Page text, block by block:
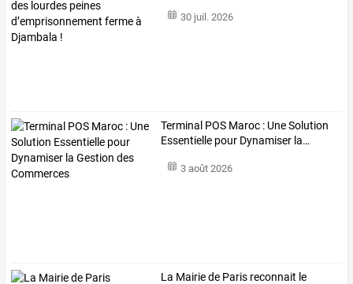
30 juil. 2026
Terminal POS Maroc : UneSolution
Essentielle pour Dynamiser la…
3 août 2026
La Mairiede Paris reconnait le